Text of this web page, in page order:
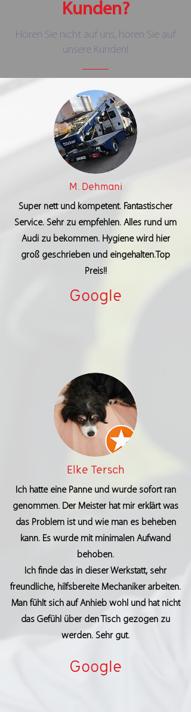
Kunden?
Hören Sie nicht auf uns, hören Sie auf
unsere Kunden!
M. Dehmani
Super nett und kompetent. Fantastischer
Service. Sehr zu empfehlen. Alles rund um
Audi zu bekommen. Hygiene wird hier
groß geschrieben und eingehalten.Top
Preis!!
Google
Elke Tersch
Ich hatte eine Panne und wurde sofort ran
genommen. Der Meister hat mir erklärt was
das Problem ist und wie man es beheben
kann. Es wurde mit minimalen Aufwand
behoben.
Ich finde das in dieser Werkstatt, sehr
freundliche, hilfsbereite Mechaniker arbeiten.
Man fühlt sich auf Anhieb wohl und hat nicht
das Gefühl über den Tisch gezogen zu
werden. Sehr gut.
Google